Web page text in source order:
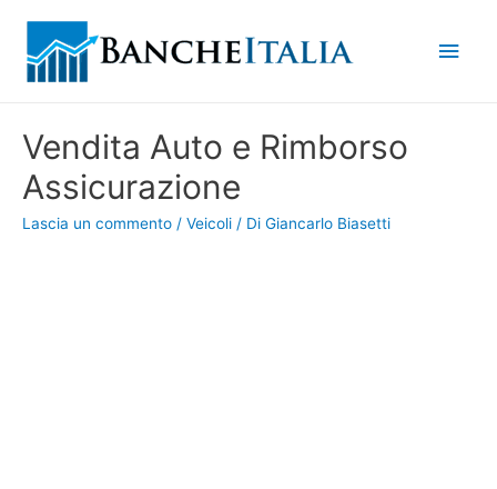
Vendita Auto e Rimborso
Assicurazione
Lascia un commento / Veicoli / Di Giancarlo Biasetti